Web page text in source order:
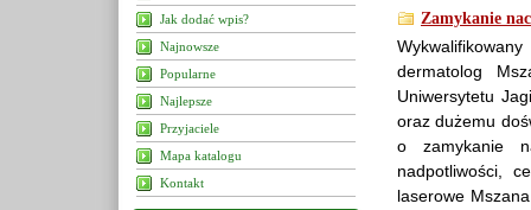
Jak dodać wpis?
Najnowsze
Popularne
Najlepsze
Przyjaciele
Mapa katalogu
Kontakt
Zamykanie
dermatolog
Uniwersytetu
oraz dużemu
o zamykanie
nadpotliwości,
laserowe